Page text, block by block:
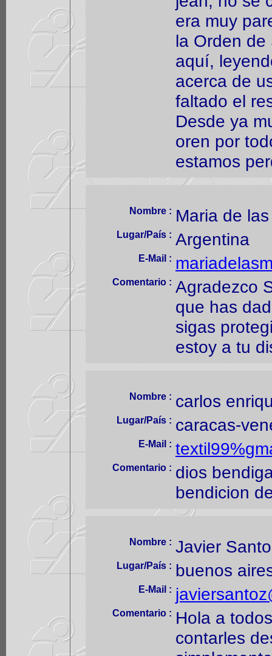
era muy
la Orden
aquí,
acerca de
faltado el
Desde ya
oren por
estamos
Nombre : Maria de
Lugar/País : Argentina
E-Mail :
Comentario : Agradezco
que has
sigas
estoy a tu
Nombre : carlos
Lugar/País : caracas-
E-Mail :
Comentario : dios
bendicion
Nombre : Javier
Lugar/País : buenos
E-Mail :
Comentario : Hola a
contarles